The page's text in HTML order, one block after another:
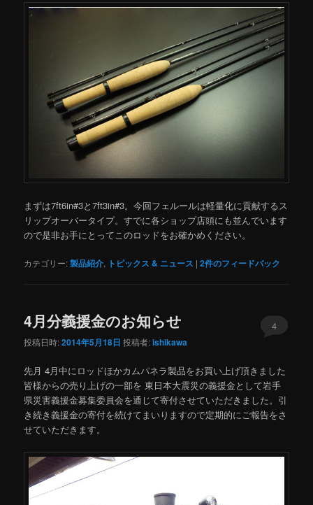
まずは7ft6in#3と7ft3in#3。今回フェルールは軽量化に貢献するス
リップオーバータイプ。すでに各ショップ店頭にも並んでいます
ので是非お手にとってこのロッドをお確かめください。
カテゴリー:製品紹介, トピックス & ニュース |2件のフィードバック
4月分義援金のお知らせ
投稿日時:2014年5月18日 投稿者:ishikawa
4
先月 4月中にロッドほかカムパネラ製品をお買い上げ頂きました
皆様からの売り上げの一部を 東日本大震災の義援金として岩手
県災害義援金募集委員会を通じて寄付させていただきました。引
き続き義援金の寄付を続けてまいりますので定期的にご報告をさ
せていただきます。